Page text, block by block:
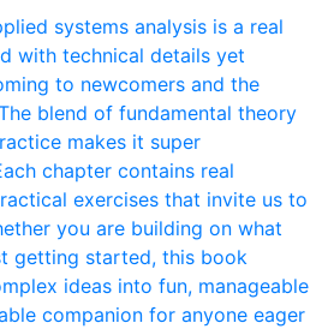
systems analysis is a real
with technical details yet
to newcomers and the
blend of fundamental theory
makes it super
chapter contains real
exercises that invite us to
you are building on what
getting started, this book
ideas into fun, manageable
companion for anyone eager